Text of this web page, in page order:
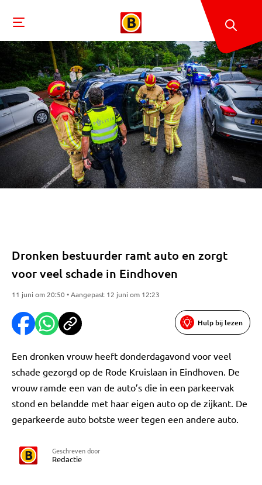
Dronken bestuurder ramt auto en zorgt
voor veel schade in Eindhoven
11 juni om 20:50 • Aangepast 12 juni om 12:23
Hulp bij lezen
Een dronken vrouw heeft donderdagavond voor veel
schade gezorgd op de Rode Kruislaan in Eindhoven. De
vrouw ramde een van de auto’s die in een parkeervak
stond en belandde met haar eigen auto op de zijkant. De
geparkeerde auto botste weer tegen een andere auto.
Geschreven door
Redactie